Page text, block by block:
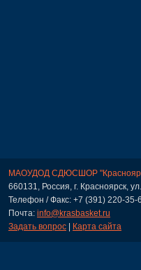
МАОУДОД СДЮСШОР
660131, Россия, г. Красноярск,
Телефон / Факс: +7 (391) 220-35-
Почта: info@krasbasket.ru
Задать вопрос | Карта сайта